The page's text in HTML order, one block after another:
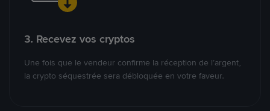
3. Recevez vos cryptos
Une fois que le vendeur confirme la réception de l’argent,
la crypto séquestrée sera débloquée en votre faveur.